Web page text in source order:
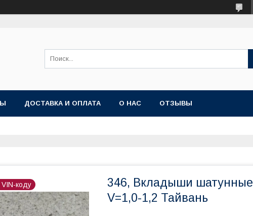
ДОСТАВКА И ОПЛАТА О НАС ОТЗЫВЫ
коду
346, Вкладыши шатунные
V=1,0-1,2 Тайвань